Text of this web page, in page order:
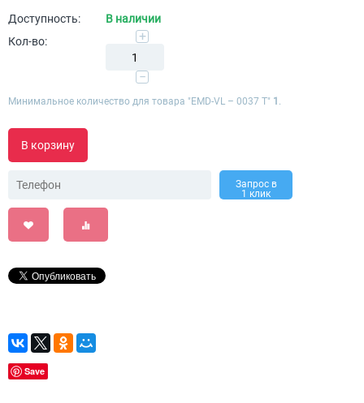
Доступность:
В наличии
Кол-во:
+
−
Минимальное количество для товара "​EMD-VL – 0037 T" 1 .
В корзину
Запрос в
1 клик
Save